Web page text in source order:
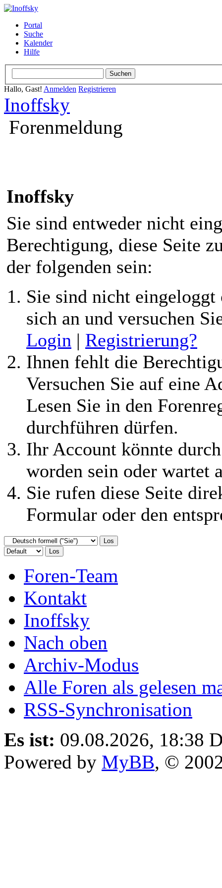
Portal
Suche
Kalender
Hilfe
Hallo, Gast! Anmelden Registrieren
Inoffsky
Forenmeldung
Inoffsky
Sie sind entweder nicht
Berechtigung, diese Seite
der folgenden sein:
Sie sind nicht
sich an und versuchen
Login | Registrierung?
Ihnen fehlt die
Versuchen Sie auf eine
Lesen Sie in den
durchführen dürfen.
Ihr Account könnte
worden sein oder wartet
Sie rufen diese Seite
Formular oder den
Foren-Team
Kontakt
Inoffsky
Nach oben
Archiv-Modus
Alle Foren als gelesen
RSS-Synchronisation
Es ist: 09.08.2026, 18:38
Powered by MyBB, ©